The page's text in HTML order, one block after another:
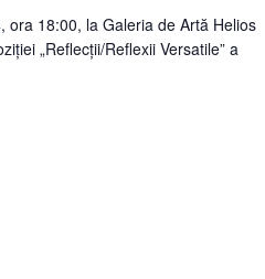
ora 18:00, la Galeria de Artă Helios
„Reflecții/Reflexii Versatile” a